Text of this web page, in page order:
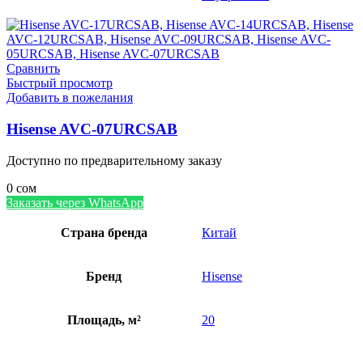
Сравнить
Быстрый просмотр
Добавить в пожелания
Hisense AVC-07URCSAB
Доступно по предварительному заказу
0 сом
Заказать через WhatsApp
Страна бренда Китай
Бренд Hisense
Площадь, м² 20